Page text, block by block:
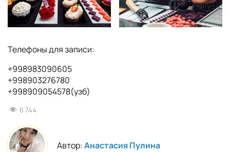
Телефоны для записи:
+998983090605
+998903276780
+998909054578(узб)
6 744
Автор:Анастасия Пулина